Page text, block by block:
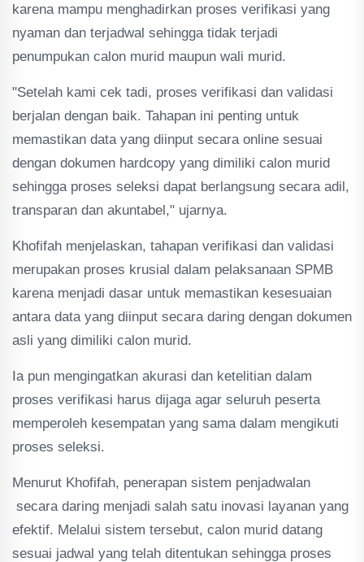
karena mampu menghadirkan proses verifikasi yang
nyaman dan terjadwal sehingga tidak terjadi
penumpukan calon murid maupun wali murid.
"Setelah kami cek tadi, proses verifikasi dan validasi
berjalan dengan baik. Tahapan ini penting untuk
memastikan data yang diinput secara online sesuai
dengan dokumen hardcopy yang dimiliki calon murid
sehingga proses seleksi dapat berlangsung secara adil,
transparan dan akuntabel," ujarnya.
Khofifah menjelaskan, tahapan verifikasi dan validasi
merupakan proses krusial dalam pelaksanaan SPMB
karena menjadi dasar untuk memastikan kesesuaian
antara data yang diinput secara daring dengan dokumen
asli yang dimiliki calon murid.
Ia pun mengingatkan akurasi dan ketelitian dalam
proses verifikasi harus dijaga agar seluruh peserta
memperoleh kesempatan yang sama dalam mengikuti
proses seleksi.
Menurut Khofifah, penerapan sistem penjadwalan
secara daring menjadi salah satu inovasi layanan yang
efektif. Melalui sistem tersebut, calon murid datang
sesuai jadwal yang telah ditentukan sehingga proses